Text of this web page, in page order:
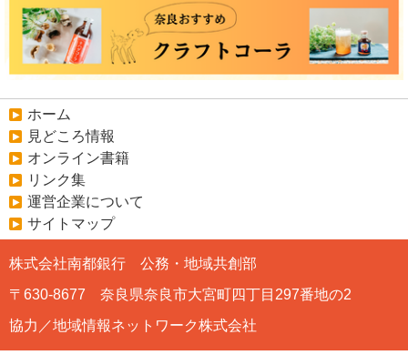
ホーム
見どころ情報
オンライン書籍
リンク集
運営企業について
サイトマップ
株式会社南都銀行 公務・地域共創部
〒630-8677 奈良県奈良市大宮町四丁目297番地の2
協力／地域情報ネットワーク株式会社